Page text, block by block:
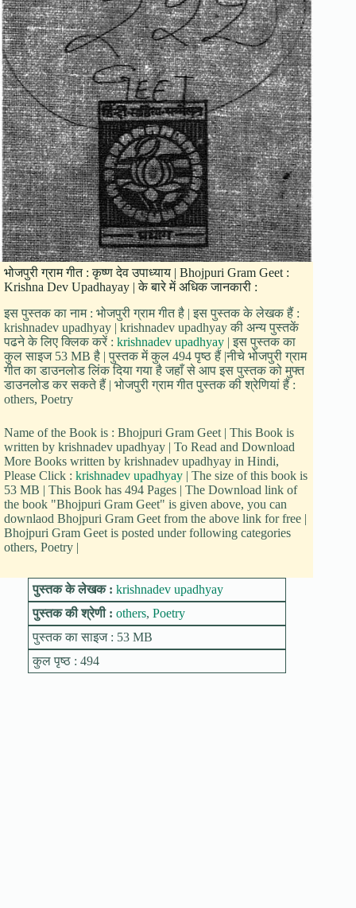
भोजपुरी ग्राम गीत : कृष्ण देव उपाध्याय | Bhojpuri Gram Geet :
Krishna Dev Upadhayay | के बारे में अधिक जानकारी :
इस पुस्तक का नाम : भोजपुरी ग्राम गीत है | इस पुस्तक के लेखक हैं :
krishnadev upadhyay | krishnadev upadhyay की अन्य पुस्तकें
पढने के लिए क्लिक करें : krishnadev upadhyay | इस पुस्तक का
कुल साइज 53 MB है | पुस्तक में कुल 494 पृष्ठ हैं |नीचे भोजपुरी ग्राम
गीत का डाउनलोड लिंक दिया गया है जहाँ से आप इस पुस्तक को मुफ्त
डाउनलोड कर सकते हैं | भोजपुरी ग्राम गीत पुस्तक की श्रेणियां हैं :
others, Poetry
Name of the Book is : Bhojpuri Gram Geet | This Book is
written by krishnadev upadhyay | To Read and Download
More Books written by krishnadev upadhyay in Hindi,
Please Click : krishnadev upadhyay | The size of this book is
53 MB | This Book has 494 Pages | The Download link of
the book "Bhojpuri Gram Geet" is given above, you can
downlaod Bhojpuri Gram Geet from the above link for free |
Bhojpuri Gram Geet is posted under following categories
others, Poetry |
पुस्तक के लेखक : krishnadev upadhyay
पुस्तक की श्रेणी : others, Poetry
पुस्तक का साइज : 53 MB
कुल पृष्ठ : 494